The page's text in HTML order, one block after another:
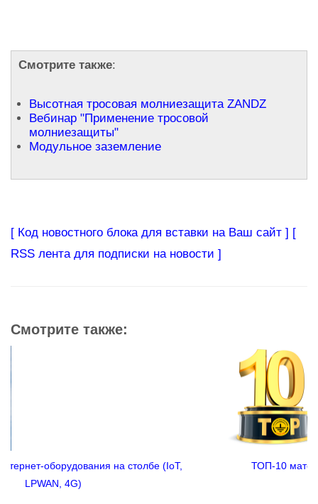
Смотрите также:
Высотная тросовая молниезащита ZANDZ
Вебинар "Применение тросовой
молниезащиты"
Модульное заземление
[ Код новостного блока для вставки на Ваш сайт ] [
RSS лента для подписки на новости ]
Смотрите также:
(IoT,
ТОП-10 материалов 2019 года по